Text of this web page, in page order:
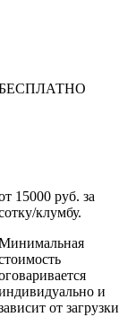
15000 руб. за
клумбу.
и
от загрузки